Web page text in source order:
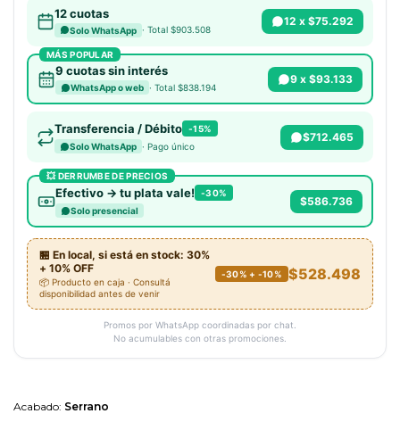
12 cuotas
Solo WhatsApp · Total $903.508
12 x $75.292
MÁS POPULAR
9 cuotas sin interés
WhatsApp o web · Total $838.194
9 x $93.133
Transferencia / Débito -15%
Solo WhatsApp · Pago único
$712.465
💥 DERRUMBE DE PRECIOS
Efectivo → tu plata vale!
-30%
Solo presencial
$586.736
🏪 En local, si está en stock: 30%
+ 10% OFF
📦 Producto en caja · Consultá
disponibilidad antes de venir
-30% + -10% $528.498
Promos por WhatsApp coordinadas por chat.
No acumulables con otras promociones.
Acabado: Serrano